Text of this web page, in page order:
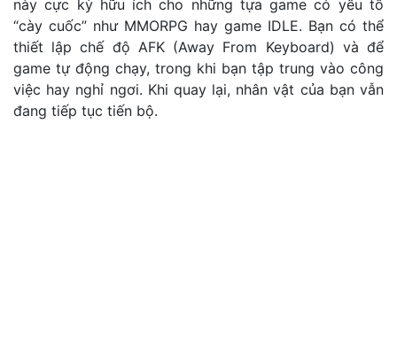
này cực kỳ hữu ích cho những tựa game có yếu tố
“cày cuốc” như MMORPG hay game IDLE. Bạn có thể
thiết lập chế độ AFK (Away From Keyboard) và để
game tự động chạy, trong khi bạn tập trung vào công
việc hay nghỉ ngơi. Khi quay lại, nhân vật của bạn vẫn
đang tiếp tục tiến bộ.